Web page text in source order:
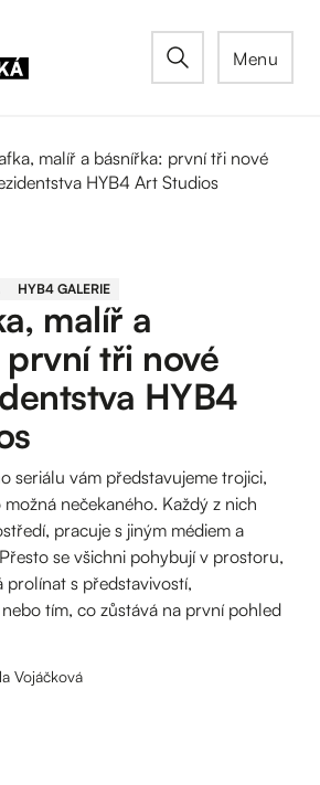
Menu
malíř a básnířka: první tři nové
HYB4 Art Studios
HYB4 GALERIE
malíř a
tři nové
HYB4
seriálu vám představujeme trojici,
nečekaného. Každý z nich
pracuje s jiným médiem a
se všichni pohybují v prostoru,
prolínat s představivostí,
tím, co zůstává na první pohled
Vojáčková